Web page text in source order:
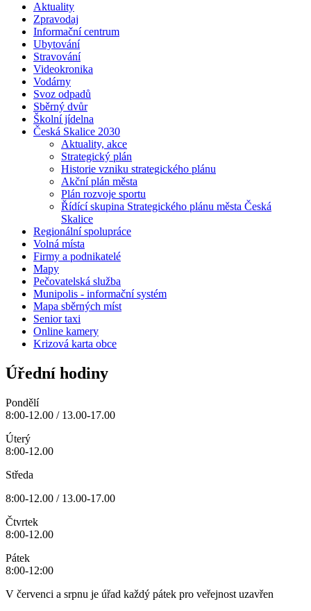
Aktuality
Zpravodaj
Informační centrum
Ubytování
Stravování
Videokronika
Vodárny
Svoz odpadů
Sběrný dvůr
Školní jídelna
Česká Skalice 2030
Aktuality, akce
Strategický plán
Historie vzniku strategického plánu
Akční plán města
Plán rozvoje sportu
Řídící skupina Strategického plánu města Česká
Skalice
Regionální spolupráce
Volná místa
Firmy a podnikatelé
Mapy
Pečovatelská služba
Munipolis - informační systém
Mapa sběrných míst
Senior taxi
Online kamery
Krizová karta obce
Úřední hodiny
Pondělí
8:00-12.00 / 13.00-17.00
Úterý
8:00-12.00
Středa
8:00-12.00 / 13.00-17.00
Čtvrtek
8:00-12.00
Pátek
8:00-12:00
V červenci a srpnu je úřad každý pátek pro veřejnost uzavřen